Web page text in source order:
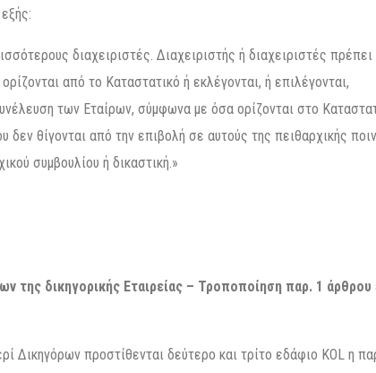
διαχειριστές. Διαχειριστής ή διαχειριστές πρέπει
από το Καταστατικό ή εκλέγονται, ή επιλέγονται,
των Εταίρων, σύμφωνα με όσα ορίζονται στο
δεν θίγονται από την επιβολή σε αυτούς της πειθαρχικής
συμβουλίου ή δικαστική.»
της δικηγορικής Εταιρείας – Τροποποίηση παρ. 1 άρθρου
Δικηγόρων προστίθενται δεύτερο και τρίτο εδάφιο KOL η